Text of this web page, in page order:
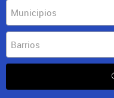
Municipios
Barrios